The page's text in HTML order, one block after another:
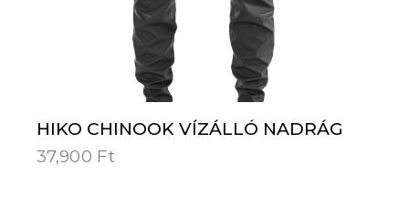
HIKO CHINOOK VÍZÁLLÓ NADRÁG
37,900 Ft